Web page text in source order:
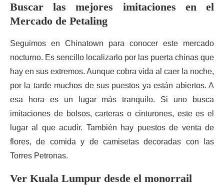
Buscar las mejores imitaciones en el
Mercado de Petaling
Seguimos en Chinatown para conocer este mercado
nocturno. Es sencillo localizarlo por las puerta chinas que
hay en sus extremos. Aunque cobra vida al caer la noche,
por la tarde muchos de sus puestos ya están abiertos. A
esa hora es un lugar más tranquilo. Si uno busca
imitaciones de bolsos, carteras o cinturones, este es el
lugar al que acudir. También hay puestos de venta de
flores, de comida y de camisetas decoradas con las
Torres Petronas.
Ver Kuala Lumpur desde el monorrail